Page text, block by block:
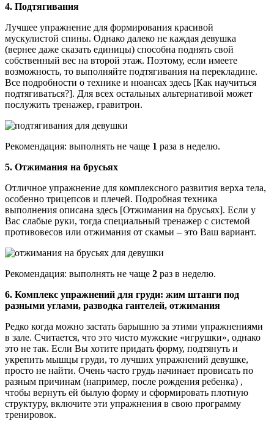
4. Подтягивания
Лучшее упражнение для формирования красивой
мускулистой спины. Однако далеко не каждая девушка
(вернее даже сказать единицы) способна поднять свой
собственный вес на второй этаж. Поэтому, если имеете
возможность, то выполняйте подтягивания на перекладине.
Все подробности о технике и нюансах здесь [Как научиться
подтягиваться?]. Для всех остальных альтернативой может
послужить тренажер, гравитрон.
Рекомендация: выполнять не чаще 1 раза в неделю.
5. Отжимания на брусьях
Отличное упражнение для комплексного развития верха тела,
особенно трицепсов и плечей. Подробная техника
выполнения описана здесь [Отжимания на брусьях]. Если у
Вас слабые руки, тогда специальный тренажер с системой
противовесов или отжимания от скамьи – это Ваш вариант.
Рекомендация: выполнять не чаще 2 раз в неделю.
6. Комплекс упражнений для груди: жим штанги под
разными углами, разводка гантелей, отжимания
Редко когда можно застать барышню за этими упражнениями
в зале. Считается, что это чисто мужские «игрушки», однако
это не так. Если Вы хотите придать форму, подтянуть и
укрепить мышцы груди, то лучших упражнений девушке,
просто не найти. Очень часто грудь начинает провисать по
разным причинам (например, после рождения ребенка) ,
чтобы вернуть ей былую форму и сформировать плотную
структуру, включите эти упражнения в свою программу
тренировок.